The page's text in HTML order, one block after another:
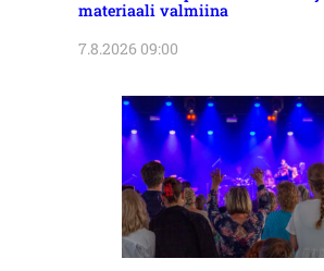
materiaali valmiina
7.8.2026 09:00